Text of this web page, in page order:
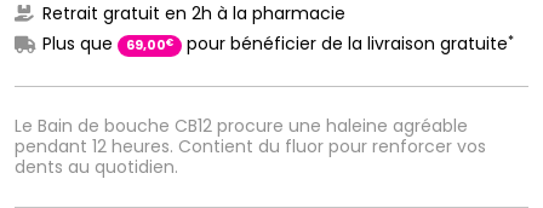
Le Bain de bouche CB12 procure une haleine agréable
pendant 12 heures. Contient du fluor pour renforcer vos
dents au quotidien.
Retrait gratuit en 2h à la pharmacie
Plus que
69,00€ pour bénéficier de la livraison gratuite*